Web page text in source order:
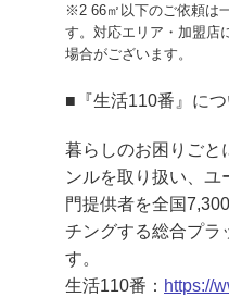
※2 66㎡以下のご依頼は
す。対応エリア・加盟店
場合がございます。
■『生活110番』につ
暮らしのお困りごと
ンルを取り扱い、
門提供者を全国
チングする総合プラ
す。
生活110番： https://